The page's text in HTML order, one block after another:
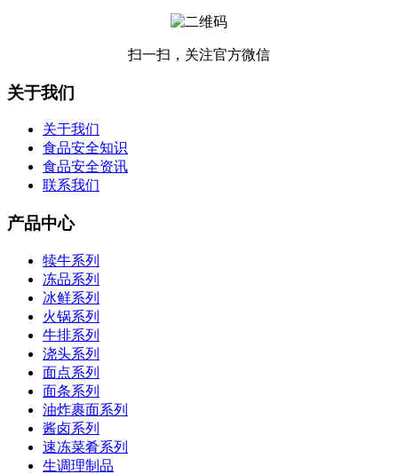
扫一扫，关注官方微信
关于我们
关于我们
食品安全知识
食品安全资讯
联系我们
产品中心
犊牛系列
冻品系列
冰鲜系列
火锅系列
牛排系列
浇头系列
面点系列
面条系列
油炸裹面系列
酱卤系列
速冻菜肴系列
生调理制品